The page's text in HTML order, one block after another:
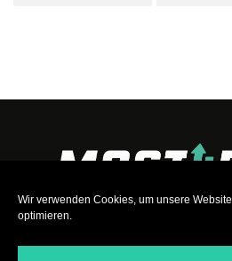
Wir verwenden Cookies, um unsere
optimieren.